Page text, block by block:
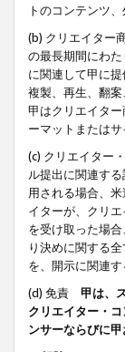
トのコンテンツ
(b) クリエイター
の最長期間にわ
に関連して甲に
複製、再生、翻
甲はクリエイタ
ーマットまたは
(c) クリエイター
ル提出に関連す
用される場合、
イターが、クリ
を受け取った場
り決めに関する
を、開示に関連
(d) 免責 甲は、
クリエイター・
ンサーならびに